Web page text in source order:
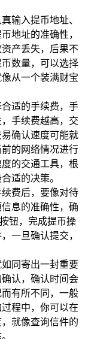
输入提币地址、
地址的准确性，
产丢失，后果不
数量，可以选择
从一个装满财宝
适的手续费，手
手续费越高，交
确认速度可能就
的网络情况进行
的交通工具，根
适的决策。
费后，要像对待
息的准确性，确
钮，完成提币操
一旦确认提交，
同寄出一封重要
认，确认时间会
有所不同，一般
程中，你可以在
就像查询信件的